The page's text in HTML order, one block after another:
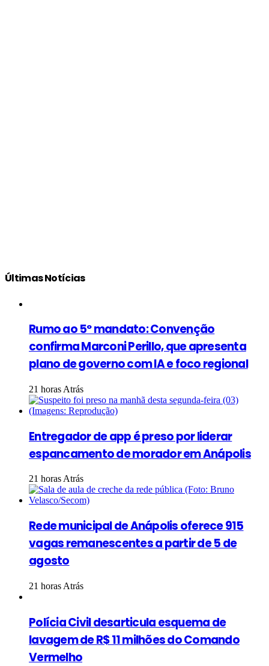
Últimas Notícias
Rumo ao 5º mandato: Convenção
confirma Marconi Perillo, que apresenta
plano de governo com IA e foco regional
21 horas Atrás
Entregador de app é preso por liderar
espancamento de morador em Anápolis
21 horas Atrás
Rede municipal de Anápolis oferece 915
vagas remanescentes a partir de 5 de
agosto
21 horas Atrás
Polícia Civil desarticula esquema de
lavagem de R$ 11 milhões do Comando
Vermelho